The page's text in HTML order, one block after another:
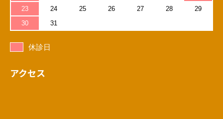
23
24 25 26 27 28
29
30
31
休診日
アクセス